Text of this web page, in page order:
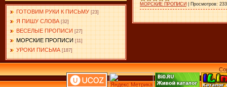
ГОТОВИМ РУКИ К ПИСЬМУ [23]
Я ПИШУ СЛОВА [32]
ВЕСЕЛЫЕ ПРОПИСИ [27]
МОРСКИЕ ПРОПИСИ [11]
УРОКИ ПИСЬМА [187]
МОРСКИЕ ПРОПИСИ Просмотров: